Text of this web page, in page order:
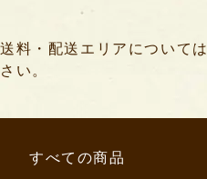
送料・配送エリアについては
さい。
すべての商品